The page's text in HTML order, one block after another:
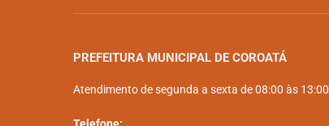
PREFEITURA MUNICIPAL DE COROATÁ
Atendimento de segunda a sexta de 08:00 às 13:00